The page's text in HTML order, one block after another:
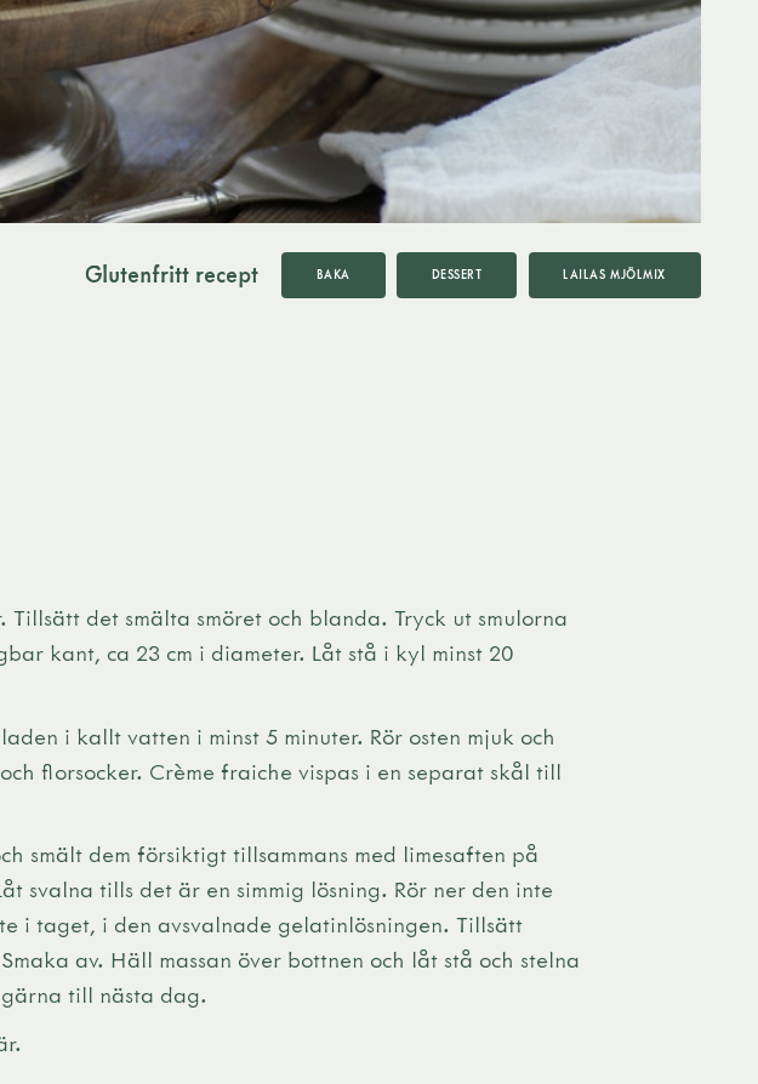
Glutenfritt recept BAKA DESSERT LAILAS MJÖLMIX
Tillsätt det smälta smöret och blanda. Tryck ut smulorna
kant, ca 23 cm i diameter. Låt stå i kyl minst 20
i kallt vatten i minst 5 minuter. Rör osten mjuk och
florsocker. Crème fraiche vispas i en separat skål till
smält dem försiktigt tillsammans med limesaften på
svalna tills det är en simmig lösning. Rör ner den inte
i taget, i den avsvalnade gelatinlösningen. Tillsätt
av. Häll massan över bottnen och låt stå och stelna
till nästa dag.